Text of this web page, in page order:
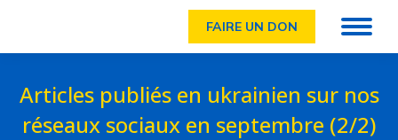
FAIRE UN DON
Articles publiés en ukrainien sur nos
réseaux sociaux en septembre (2/2)